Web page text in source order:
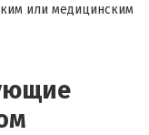
или медицинским